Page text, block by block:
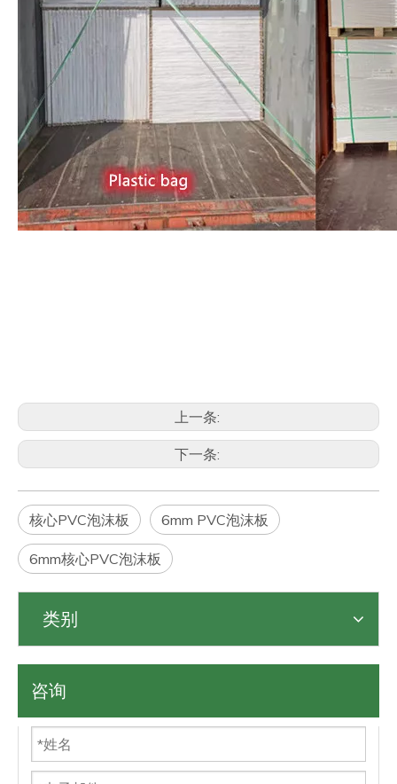
上一条:
下一条:
核心PVC泡沫板 6mm PVC泡沫板
6mm核心PVC泡沫板
类别
咨询